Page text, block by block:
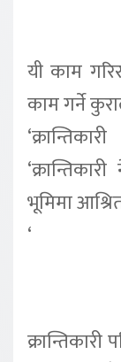
यी काम
काम गर्ने
भूमिमा
‘
क्रान्तिकारी